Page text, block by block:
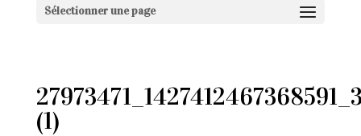
Sélectionner une page
(1)